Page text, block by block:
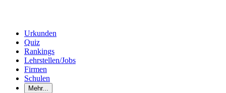
Urkunden
Quiz
Rankings
Lehrstellen/Jobs
Firmen
Schulen
Mehr...